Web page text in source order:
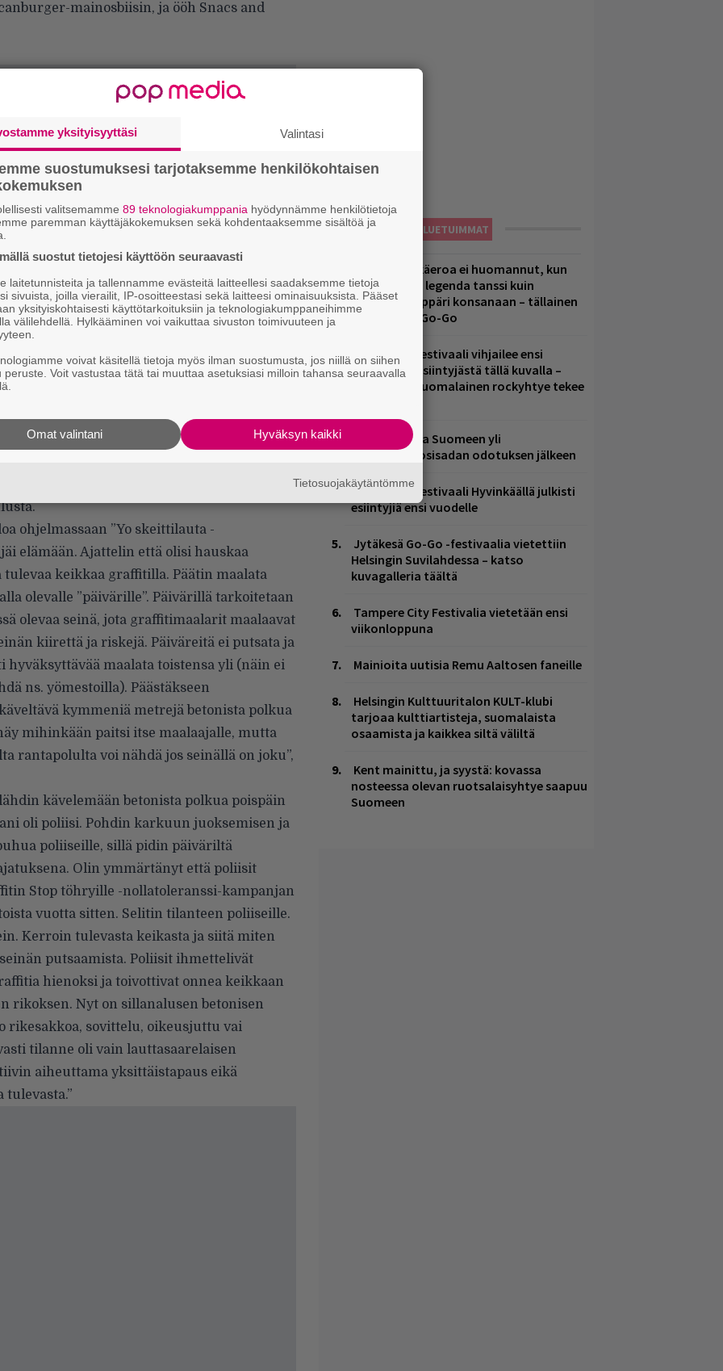
mainosbiisin, ja ööh Snacs and
ennen keikkaa, kun se päätti
graffitilla. Myös poliisit kiinnostuivat
pysyä anonyymina, mutta alla hänen
ohjelmassaan ”Yo skeittilauta -
elämään. Ajattelin että olisi hauskaa
keikkaa graffitilla. Päätin maalata
olevalle ”päivärille”. Päivärillä tarkoitetaan
olevaa seinä, jota graffitimaalarit maalaavat
kiirettä ja riskejä. Päiväreitä ei putsata ja
hyväksyttävää maalata toistensa yli (näin ei
ns. yömestoilla). Päästäkseen
kymmeniä metrejä betonista polkua
mihinkään paitsi itse maalaajalle, mutta
rantapolulta voi nähdä jos seinällä on joku”,
kävelemään betonista polkua poispäin
oli poliisi. Pohdin karkuun juoksemisen ja
poliiseille, sillä pidin päiväriltä
Olin ymmärtänyt että poliisit
Stop töhryille -nollatoleranssi-kampanjan
vuotta sitten. Selitin tilanteen poliiseille.
Kerroin tulevasta keikasta ja siitä miten
putsaamista. Poliisit ihmettelivät
hienoksi ja toivottivat onnea keikkaan
rikoksen. Nyt on sillanalusen betonisen
rikesakkoa, sovittelu, oikeusjuttu vai
tilanne oli vain lauttasaarelaisen
aiheuttama yksittäistapaus eikä
LUETUIMMAT
41 vuoden ikäeroa ei huomannut, kun
suomirockin legenda tanssi kuin
elohopea-räppäri konsanaan – tällainen
oli Jytäkesä Go-Go
Helsinkiläisfestivaali vihjailee ensi
vuoden pääesiintyjästä tällä kuvalla –
rakastettu suomalainen rockyhtye tekee
Weezer palaa Suomeen yli
neljännesvuosisadan odotuksen jälkeen
Äärimetallifestivaali Hyvinkäällä julkisti
esiintyjiä ensi vuodelle
Jytäkesä Go-Go -festivaalia vietettiin
Helsingin Suvilahdessa – katso
kuvagalleria täältä
Tampere City Festivalia vietetään ensi
viikonloppuna
Mainioita uutisia Remu Aaltosen faneille
Helsingin Kulttuuritalon KULT-klubi
tarjoaa kulttiartisteja, suomalaista
osaamista ja kaikkea siltä väliltä
Kent mainittu, ja syystä: kovassa
nosteessa olevan ruotsalaisyhtye saapuu
Suomeen
yksityisyyttäsi Valintasi
suostumuksesi tarjotaksemme henkilökohtaisen
valitsemamme 89 teknologiakumppania hyödynnämme henkilötietoja
paremman käyttäjäkokemuksen sekä kohdentaaksemme sisältöä ja
suostut tietojesi käyttöön seuraavasti
laitetunnisteita ja tallennamme evästeitä laitteellesi saadaksemme tietoja
sivuista, joilla vierailit, IP-osoitteestasi sekä laitteesi ominaisuuksista. Pääset
yksityiskohtaisesti käyttötarkoituksiin ja teknologiakumppaneihimme
välilehdellä. Hylkääminen voi vaikuttaa sivuston toimivuuteen ja
voivat käsitellä tietoja myös ilman suostumusta, jos niillä on siihen
peruste. Voit vastustaa tätä tai muuttaa asetuksiasi milloin tahansa seuraavalla
Hyväksyn kaikki
Omat valintani
Tietosuojakäytäntömme